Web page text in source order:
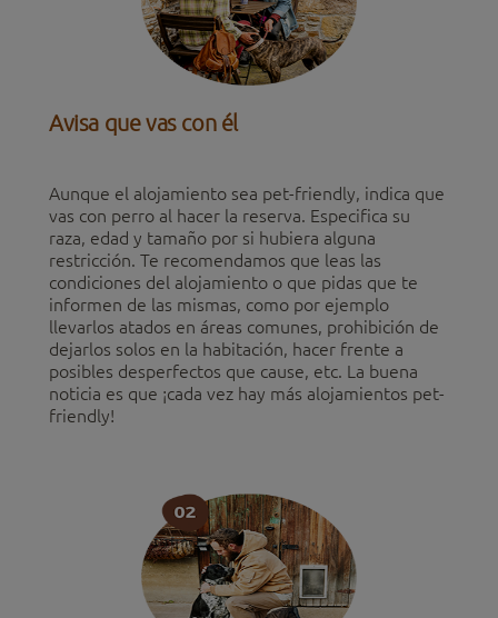
Avisa que vas con él
Aunque el alojamiento sea pet-friendly, indica que
vas con perro al hacer la reserva. Especifica su
raza, edad y tamaño por si hubiera alguna
restricción. Te recomendamos que leas las
condiciones del alojamiento o que pidas que te
informen de las mismas, como por ejemplo
llevarlos atados en áreas comunes, prohibición de
dejarlos solos en la habitación, hacer frente a
posibles desperfectos que cause, etc. La buena
noticia es que ¡cada vez hay más alojamientos pet-
friendly!